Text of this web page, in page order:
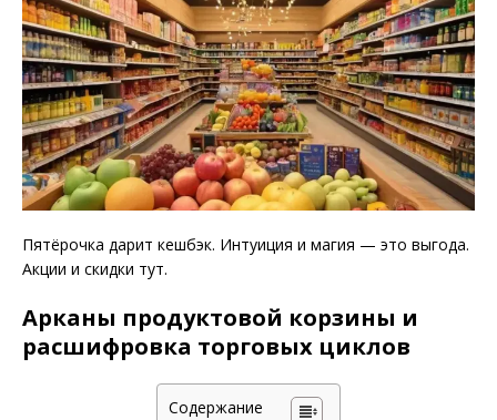
Пятёрочка дарит кешбэк. Интуиция и магия — это выгода.
Акции и скидки тут.
Арканы продуктовой корзины и
расшифровка торговых циклов
Содержание